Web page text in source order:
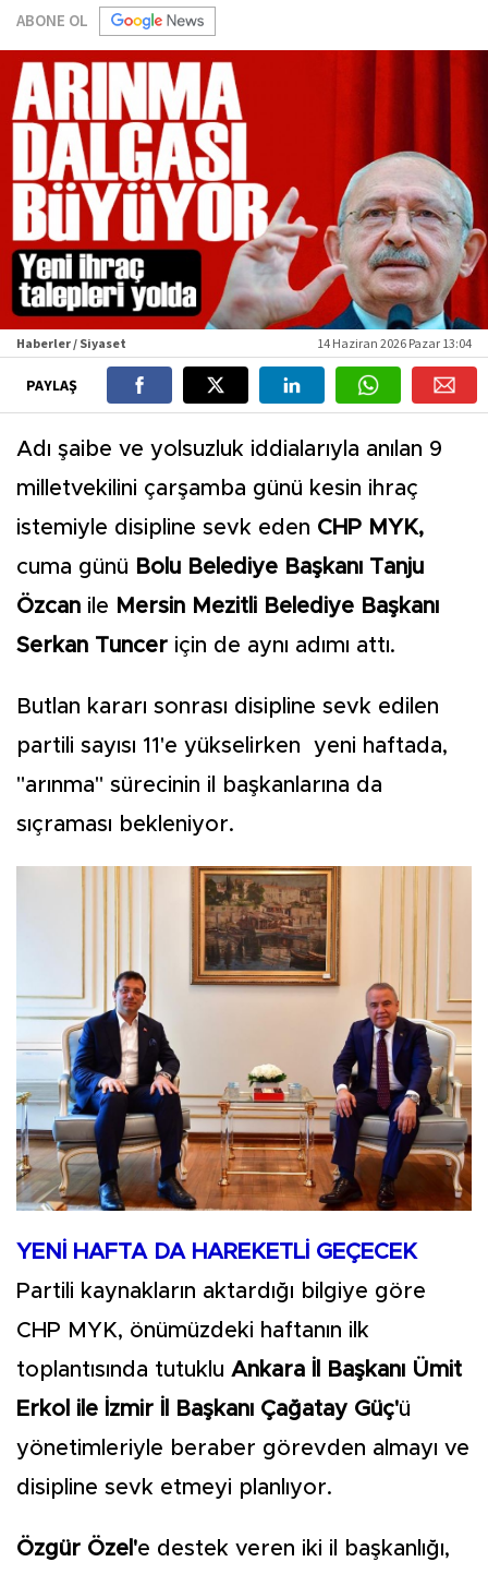
ABONE OL
Haberler / Siyaset 14 Haziran 2026 Pazar 13:04
PAYLAŞ
Adı şaibe ve yolsuzluk iddialarıyla anılan 9
milletvekilini çarşamba günü kesin ihraç
istemiyle disipline sevk eden CHP MYK,
cuma günü Bolu Belediye Başkanı Tanju
Özcan ile Mersin Mezitli Belediye Başkanı
Serkan Tuncer için de aynı adımı attı.
Butlan kararı sonrası disipline sevk edilen
partili sayısı 11'e yükselirken yeni haftada,
"arınma" sürecinin il başkanlarına da
sıçraması bekleniyor.
YENİ HAFTA DA HAREKETLİ GEÇECEK
Partili kaynakların aktardığı bilgiye göre
CHP MYK, önümüzdeki haftanın ilk
toplantısında tutuklu Ankara İl Başkanı Ümit
Erkol ile İzmir İl Başkanı Çağatay Güç'ü
yönetimleriyle beraber görevden almayı ve
disipline sevk etmeyi planlıyor.
Özgür Özel'e destek veren iki il başkanlığı,